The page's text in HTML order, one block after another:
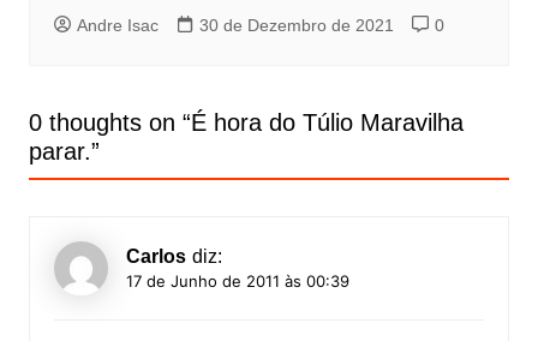
Andre Isac 30 de Dezembro de 2021 0
0 thoughts on “É hora do Túlio Maravilha
parar.”
Carlos diz:
17 de Junho de 2011 às 00:39